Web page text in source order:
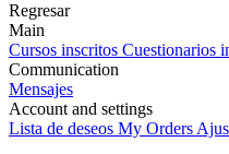
Regresar
Main
Cursos inscritos Cuestionarios
Communication
Mensajes
Account and settings
Lista de deseos My Orders